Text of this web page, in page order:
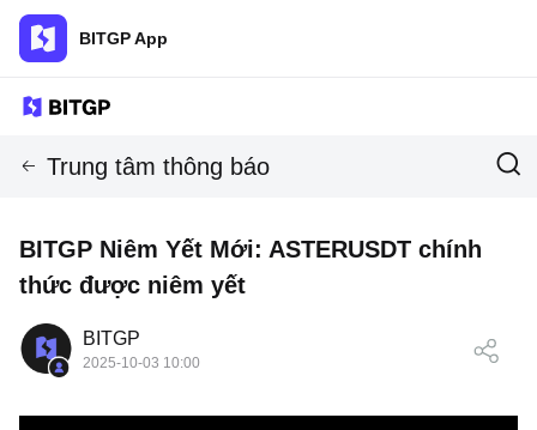
BITGP App
Trung tâm thông báo
BITGP Niêm Yết Mới: ASTERUSDT chính
thức được niêm yết
BITGP
2025-10-03 10:00